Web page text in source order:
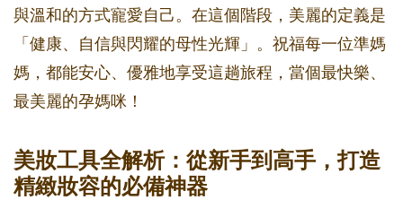
與溫和的方式寵愛自己。在這個階段，美麗的定義是
「健康、自信與閃耀的母性光輝」。祝福每一位準媽
媽，都能安心、優雅地享受這趟旅程，當個最快樂、
最美麗的孕媽咪！
美妝工具全解析：從新手到高手，打造
精緻妝容的必備神器